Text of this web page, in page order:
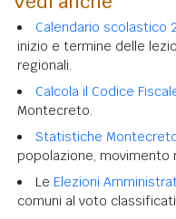
Calendario scolastico
inizio e termine delle
regionali.
Calcola il Codice
Montecreto.
Statistiche
popolazione, movimento
Le Elezioni
comuni al voto